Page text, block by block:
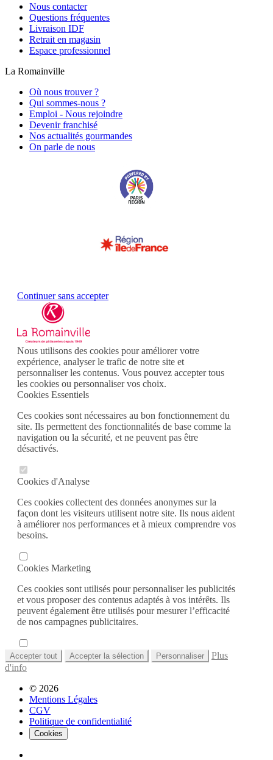
Nous contacter
Questions fréquentes
Livraison IDF
Retrait en magasin
Espace professionnel
La Romainville
Où nous trouver ?
Qui sommes-nous ?
Emploi - Nous rejoindre
Devenir franchisé
Nos actualités gourmandes
On parle de nous
Continuer sans accepter
Nous utilisons des cookies pour améliorer votre
expérience, analyser le trafic de notre site et
personnaliser les contenus. Vous pouvez accepter tous
les cookies ou personnaliser vos choix.
Cookies Essentiels
Ces cookies sont nécessaires au bon fonctionnement du
site. Ils permettent des fonctionnalités de base comme la
navigation ou la sécurité, et ne peuvent pas être
désactivés.
Cookies d'Analyse
Ces cookies collectent des données anonymes sur la
façon dont les visiteurs utilisent notre site. Ils nous aident
à améliorer nos performances et à mieux comprendre vos
besoins.
Cookies Marketing
Ces cookies sont utilisés pour personnaliser les publicités
et vous proposer des contenus adaptés à vos intérêts. Ils
peuvent également être utilisés pour mesurer l’efficacité
de nos campagnes publicitaires.
Accepter tout Accepter la sélection Personnaliser
Plus
d'info
© 2026
Mentions Légales
CGV
Politique de confidentialité
Cookies